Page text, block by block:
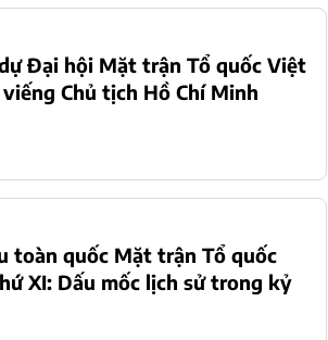
Đại hội Mặt trận Tổ quốc Việt
Chủ tịch Hồ Chí Minh
toàn quốc Mặt trận Tổ quốc
XI: Dấu mốc lịch sử trong kỷ